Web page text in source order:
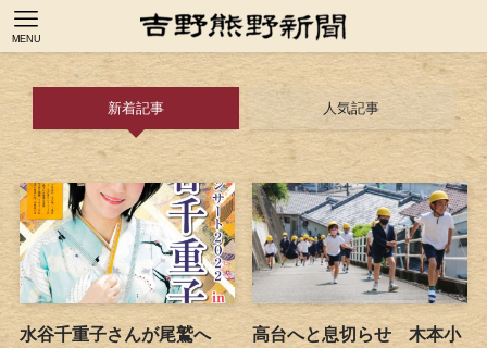
MENU
新着記事 人気記事
水谷千重子さんが尾鷲へ
高台へと息切らせ 木本小